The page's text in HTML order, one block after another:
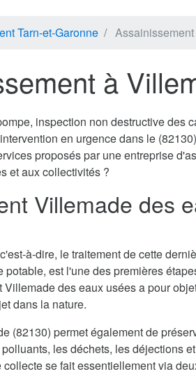
Tarn-et-Garonne
à
inspection non destructive des
en urgence dans le
proposés par une entreprise
et aux collectivités ?
Villemade des
à-dire, le traitement de cette
potable, est l'une des premières
des eaux usées a pour
dans la nature.
(82130) permet également de
les déchets, les déjections
se fait essentiellement via